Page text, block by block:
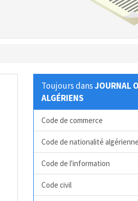
Toujours dansJOURNAL
ALGÉRIENS
Code de commerce
Code de nationalité algérienne
Code de l'information
Code civil